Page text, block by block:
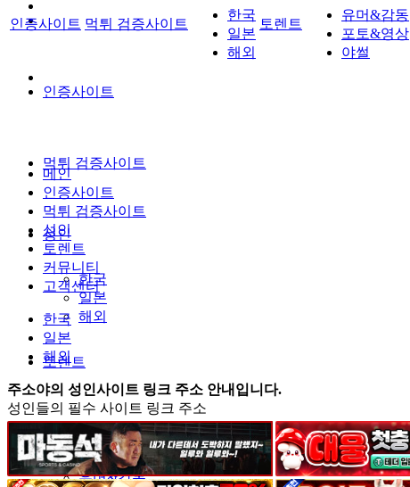
인증사이트
먹튀 검증사이트
성인
한국
일본
해외
토렌트
커뮤니티
유머&감동
인증사이트 먹튀 검증사이트
한국
일본
해외
토렌트
유머&감동
포토&영상
야썰
메인
인증사이트
먹튀 검증사이트
성인
토렌트
커뮤니티
고객센터
한국
일본
해외
주소야의 성인사이트 링크 주소 안내입니다.
성인들의 필수 사이트 링크 주소